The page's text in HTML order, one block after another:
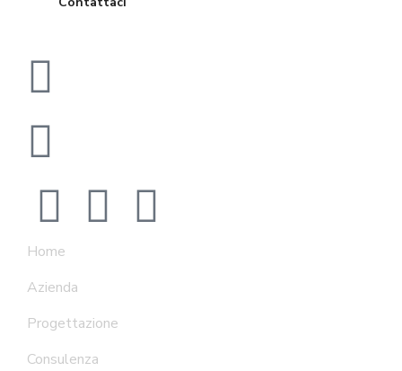
Home
Azienda
Progettazione
Consulenza